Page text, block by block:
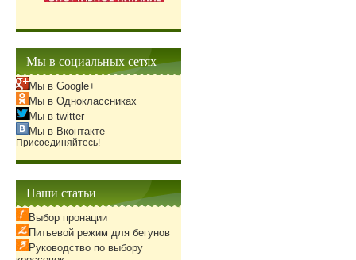
Мы в социальных сетях
Мы в Google+
Мы в Одноклассниках
Мы в twitter
Мы в Вконтакте
Присоединяйтесь!
Наши статьи
Выбор пронации
Питьевой режим для бегунов
Руководство по выбору